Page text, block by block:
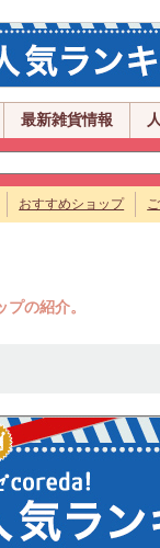
最新雑貨情報
おすすめショップ
の紹介。